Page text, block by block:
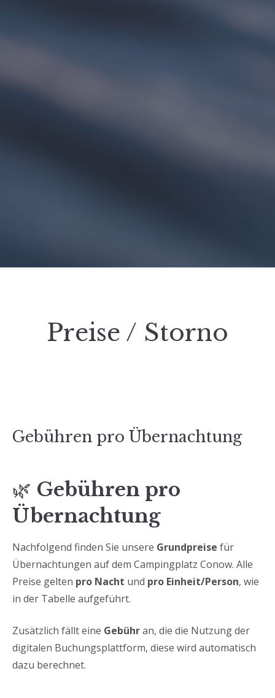
Preise / Storno
Gebühren pro Übernachtung
🌿 Gebühren pro
Übernachtung
Nachfolgend finden Sie unsere Grundpreise für
Übernachtungen auf dem Campingplatz Conow. Alle
Preise gelten pro Nacht und pro Einheit/Person, wie
in der Tabelle aufgeführt.
Zusätzlich fällt eine Gebühran, die die Nutzung der
digitalen Buchungsplattform, diese wird automatisch
dazu berechnet.